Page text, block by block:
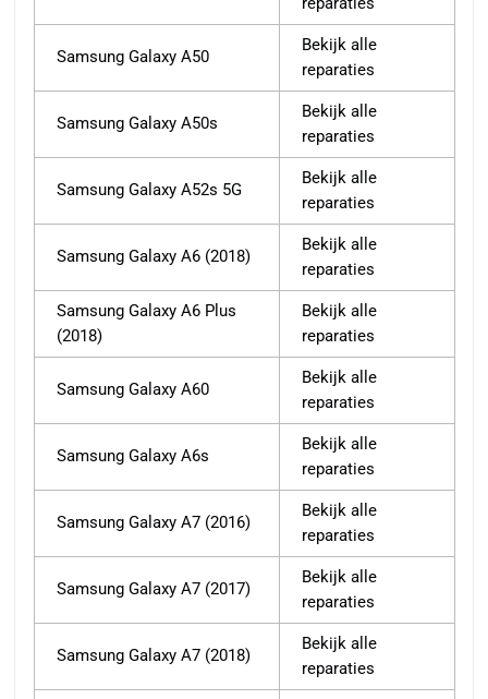
Samsung Galaxy A50
Bekijk alle
reparaties
Samsung Galaxy A50s
Bekijk alle
reparaties
Samsung Galaxy A52s 5G
Bekijk alle
reparaties
Samsung Galaxy A6 (2018)
Bekijk alle
reparaties
Samsung Galaxy A6 Plus
(2018)
Bekijk alle
reparaties
Samsung Galaxy A60
Bekijk alle
reparaties
Samsung Galaxy A6s
Bekijk alle
reparaties
Samsung Galaxy A7 (2016)
Bekijk alle
reparaties
Samsung Galaxy A7 (2017)
Bekijk alle
reparaties
Samsung Galaxy A7 (2018)
Bekijk alle
reparaties